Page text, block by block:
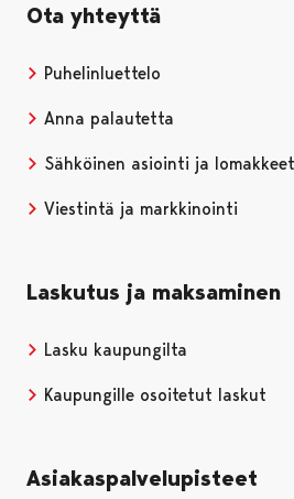
Ota yhteyttä
Puhelinluettelo
Anna palautetta
Sähköinen asiointi ja lomakkeet
Viestintä ja markkinointi
Laskutus ja maksaminen
Lasku kaupungilta
Kaupungille osoitetut laskut
Asiakaspalvelupisteet